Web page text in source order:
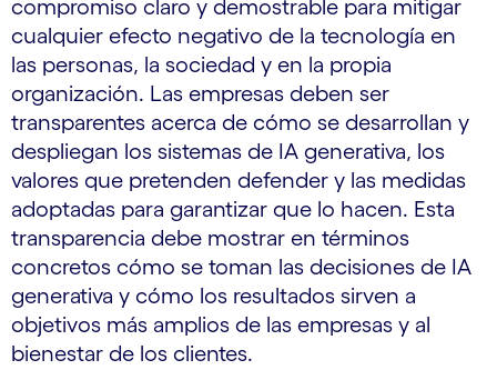
compromiso claro y demostrable para mitigar
cualquier efecto negativo de la tecnología en
las personas, la sociedad y en la propia
organización. Las empresas deben ser
transparentes acerca de cómo se desarrollan y
despliegan los sistemas de IA generativa, los
valores que pretenden defender y las medidas
adoptadas para garantizar que lo hacen. Esta
transparencia debe mostrar en términos
concretos cómo se toman las decisiones de IA
generativa y cómo los resultados sirven a
objetivos más amplios de las empresas y al
bienestar de los clientes.